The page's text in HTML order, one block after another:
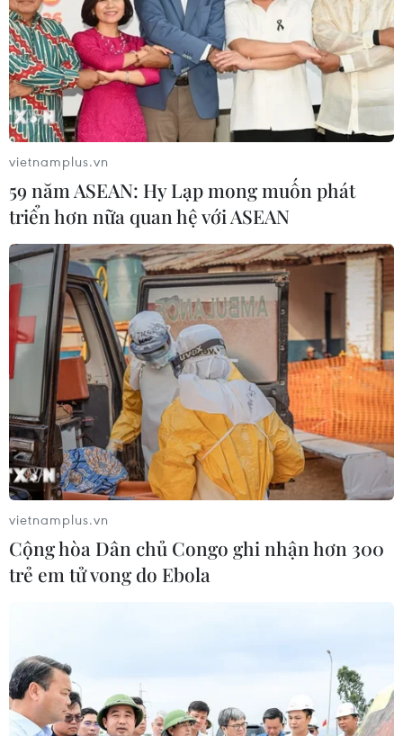
vietnamplus.vn
59 năm ASEAN: Hy Lạp mong muốn phát
triển hơn nữa quan hệ với ASEAN
vietnamplus.vn
Cộng hòa Dân chủ Congo ghi nhận hơn 300
trẻ em tử vong do Ebola